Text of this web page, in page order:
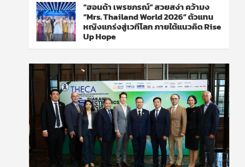
“ฮอนด้า เพรชภรณ์” สวยสง่า คว้ามง
“Mrs. Thailand World 2026” ตัวแทน
หญิงแกร่งสู่เวทีโลก ภายใต้แนวคิด Rise
Up Hope